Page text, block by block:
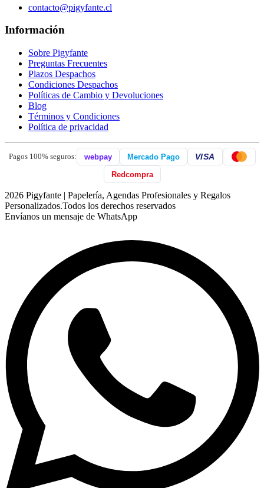
contacto@pigyfante.cl
Información
Sobre Pigyfante
Preguntas Frecuentes
Plazos Despachos
Condiciones Despachos
Políticas de Cambio y Devoluciones
Blog
Términos y Condiciones
Política de privacidad
Pagos 100% seguros: webpay Mercado Pago VISA
Redcompra
2026 Pigyfante | Papelería, Agendas Profesionales y Regalos
Personalizados.Todos los derechos reservados
Envíanos un mensaje de WhatsApp